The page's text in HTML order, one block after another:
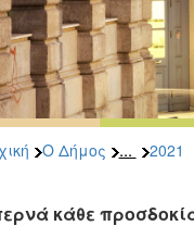
Ο Δήμος ... 2021
κάθε